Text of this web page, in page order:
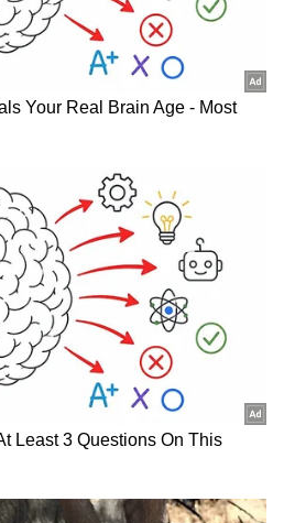
ಭವಿಷ್ಯವನ್ನು ಬದಲಿಸುವ
ಇವುಗಳ ಇಂಚಿಂಚೂ ಮಾಹಿತಿ
ಹಾಗೂ ಗ್ಯಾಜೆಟ್‌ ಡೆಮೋ
ಕಾಣಬಹುದು.
ಸ್ಥಳೀಯ ದಿನಪತ್ರಿಕೆ
ವೃತ್ತಿ ಜೀವನ ಪ್ರಾರಂಭ.
ಅನುಭವ. ರಾಜ್ಯಮಟ್ಟದ
ವೆಬ್‌ಸೈಟ್‌ಗಳಲ್ಲಿ ರಾಜಕೀಯ, ಮನರಂಜನೆ,
ಲೈಫ್‌ಸ್ಟೈಲ್‌ ಕುರಿತಾದ ವಿಷಯಗಳ
ಸುವರ್ಣ ಡಿಜಿಟಲ್‌ ತಂಡದ